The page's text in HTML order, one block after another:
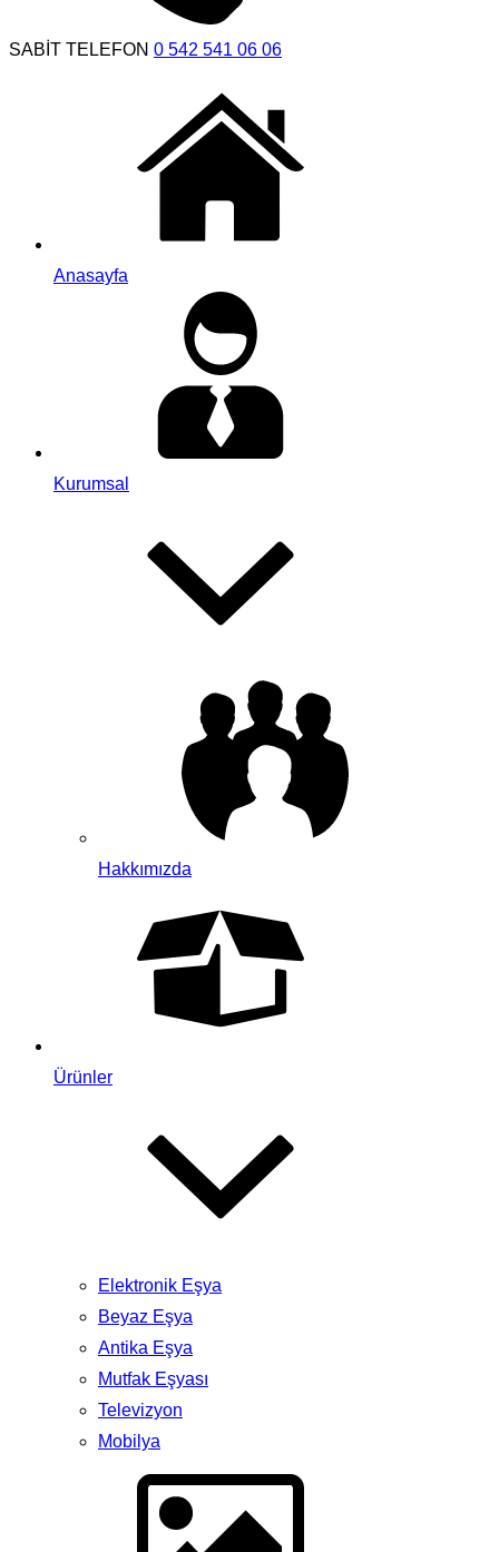
SABİT TELEFON 0 542 541 06 06
Anasayfa
Kurumsal
Hakkımızda
Ürünler
Elektronik Eşya
Beyaz Eşya
Antika Eşya
Mutfak Eşyası
Televizyon
Mobilya